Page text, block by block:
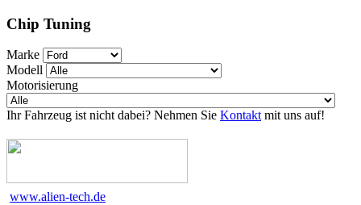
Chip Tuning
Marke
Modell
Motorisierung
Ihr Fahrzeug ist nicht dabei? Nehmen Sie Kontaktmit uns auf!
www.alien-tech.de